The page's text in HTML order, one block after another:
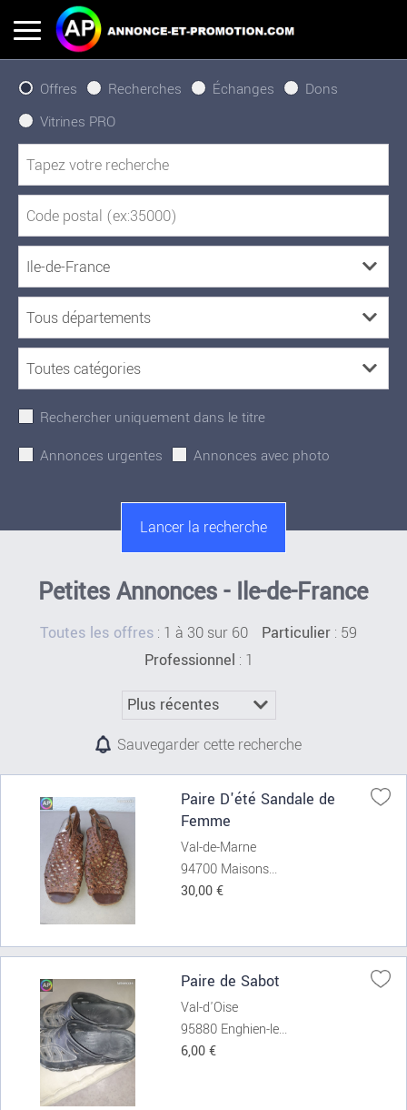
Offres Recherches Échanges
Dons
Vitrines PRO
Rechercher uniquement dans le titre
Annonces urgentes
Annonces avec photo
Petites Annonces - Ile-de-France
Toutes les offres : 1 à 30 sur 60 Particulier : 59
Professionnel : 1
Sauvegarder cette recherche
Paire D'été Sandale de
Femme
Val-de-Marne
94700 Maisons...
30,00 €
Paire de Sabot
Val-d'Oise
95880 Enghien-le...
6,00 €